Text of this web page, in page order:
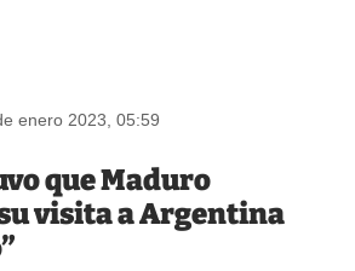
enero 2023, 05:59
que Maduro
visita a Argentina